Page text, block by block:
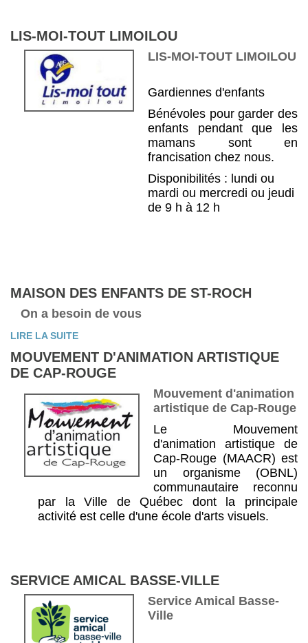
LIS-MOI-TOUT LIMOILOU
LIS-MOI-TOUT LIMOILOU
Gardiennes d'enfants
Bénévoles pour garder des
enfants pendant que les
mamans sont en
francisation chez nous.
Disponibilités : lundi ou
mardi ou mercredi ou jeudi
de 9 h à 12 h
MAISON DES ENFANTS DE ST-ROCH
On a besoin de vous
LIRE LA SUITE
MOUVEMENT D'ANIMATION ARTISTIQUE
DE CAP-ROUGE
Mouvement d'animation
artistique de Cap-Rouge
Le Mouvement
d'animation artistique de
Cap-Rouge (MAACR) est
un organisme (OBNL)
communautaire reconnu
par la Ville de Québec dont la principale
activité est celle d'une école d'arts visuels.
SERVICE AMICAL BASSE-VILLE
Service Amical Basse-
Ville